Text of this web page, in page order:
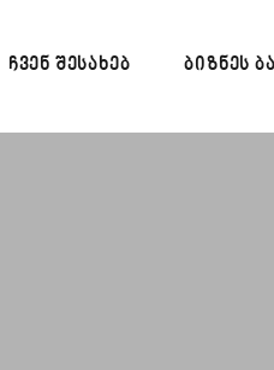
ᲩᲕᲔᲜ ᲨᲔᲡᲐᲮᲔᲑ ᲑᲘᲖᲜᲔᲡ